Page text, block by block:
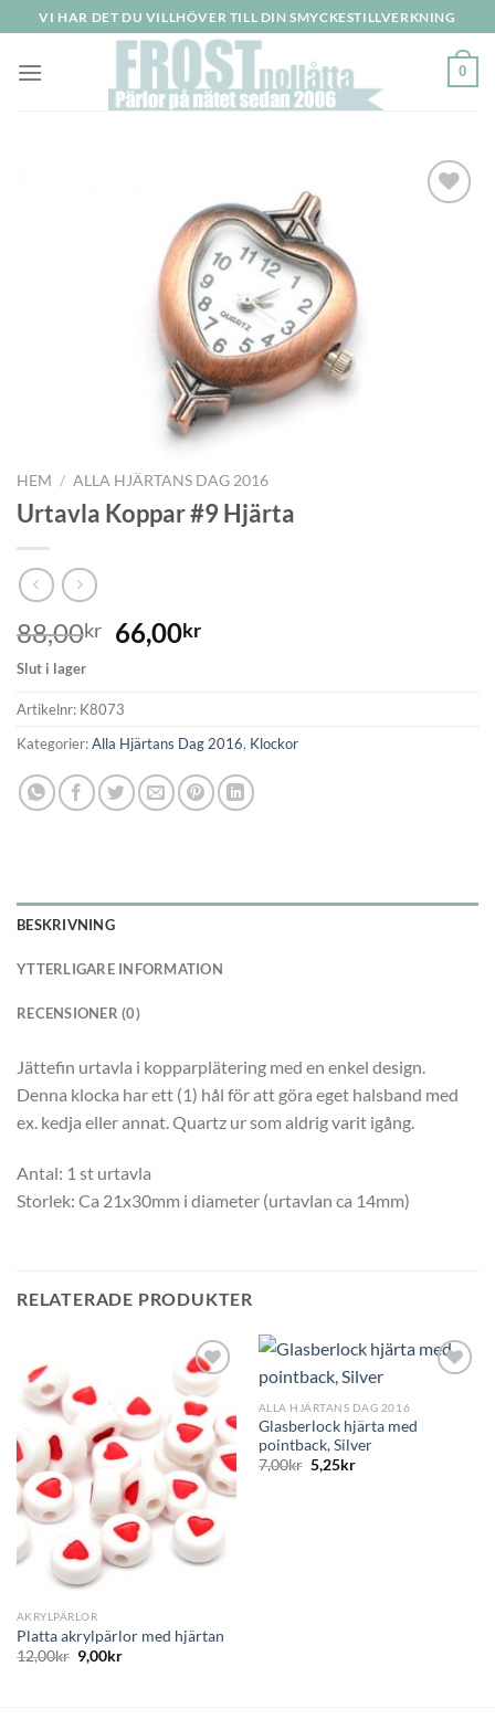
to
content
VI HAR DET DU VILLHÖVER TILL DIN SMYCKESTILLVERKNING
0
HEM / ALLA HJÄRTANS DAG 2016
Urtavla Koppar #9 Hjärta
88,00kr 66,00kr
Slut i lager
Artikelnr: K8073
Kategorier:Alla Hjärtans Dag 2016, Klockor
BESKRIVNING
YTTERLIGARE INFORMATION
RECENSIONER (0)
Jättefin urtavla i kopparplätering med en enkel design.
Denna klocka har ett (1) hål för att göra eget halsband med
ex. kedja eller annat. Quartz ur som aldrig varit igång.
Antal: 1 st urtavla
Storlek: Ca 21x30mm i diameter (urtavlan ca 14mm)
RELATERADE PRODUKTER
AKRYLPÄRLOR
Platta akrylpärlor med hjärtan
12,00kr 9,00kr
ALLA HJÄRTANS DAG 2016
Glasberlock hjärta med
pointback, Silver
7,00kr 5,25kr